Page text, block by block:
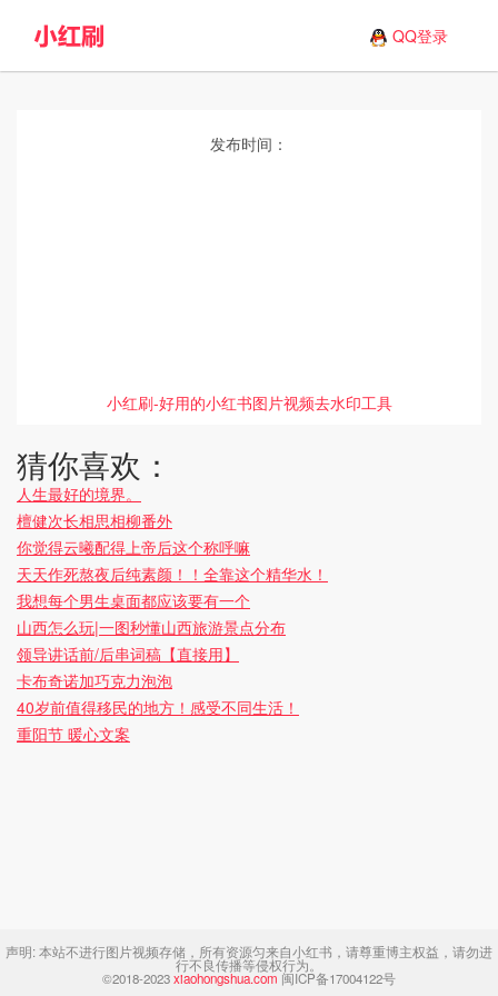
QQ登录
发布时间：
小红刷-好用的小红书图片视频去水印工具
猜你喜欢：
人生最好的境界。
檀健次长相思相柳番外
你觉得云曦配得上帝后这个称呼嘛
天天作死熬夜后纯素颜！！全靠这个精华水！
我想每个男生桌面都应该要有一个
山西怎么玩|一图秒懂山西旅游景点分布
领导讲话前/后串词稿【直接用】
卡布奇诺加巧克力泡泡
40岁前值得移民的地方！感受不同生活！
重阳节 暖心文案
声明:本站不进行图片视频存储，所有资源匀来自小红书，请尊重博主权益，请勿进
行不良传播等侵权行为。
©2018-2023xiaohongshua.com 闽ICP备17004122号